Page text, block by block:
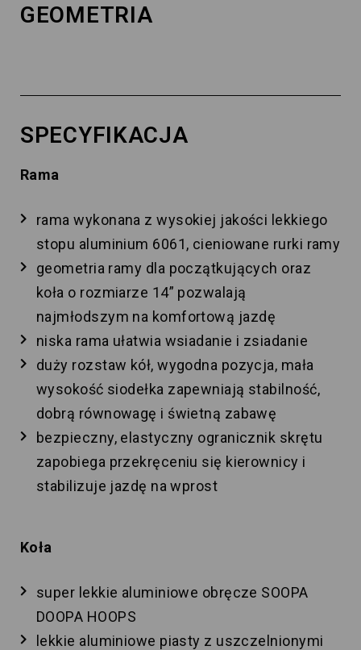
GEOMETRIA
SPECYFIKACJA
Rama
rama wykonana z wysokiej jakości lekkiego
stopu aluminium 6061, cieniowane rurki ramy
geometria ramy dla początkujących oraz
koła o rozmiarze 14” pozwalają
najmłodszym na komfortową jazdę
niska rama ułatwia wsiadanie i zsiadanie
duży rozstaw kół, wygodna pozycja, mała
wysokość siodełka zapewniają stabilność,
dobrą równowagę i świetną zabawę‎
bezpieczny, elastyczny ogranicznik skrętu
zapobiega przekręceniu się kierownicy i
stabilizuje jazdę na wprost
Koła
super lekkie aluminiowe obręcze SOOPA
DOOPA HOOPS
lekkie aluminiowe piasty z uszczelnionymi